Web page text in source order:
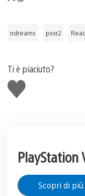
ndreams psvr2
Ti è piaciuto?
Mi
piace
PlayStation
Scopri di più